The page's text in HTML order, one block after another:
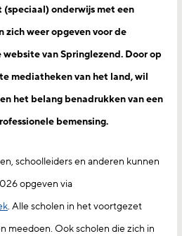
onderwijs met een
weer opgeven voor de
van Springlezend. Door op
mediatheken van het land, wil
het belang benadrukken van een
bemensing.
schoolleiders en anderen kunnen
opgeven via
. Alle scholen in het voortgezet
meedoen. Ook scholen die zich in